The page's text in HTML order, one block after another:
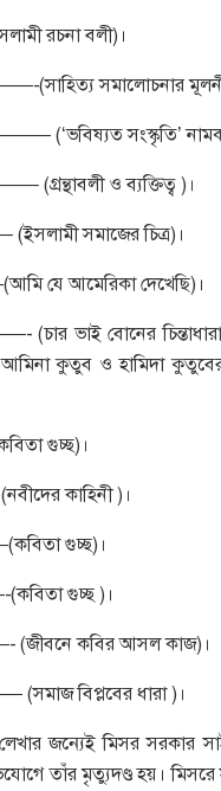
রচনা বলী)।
সমালোচনার
সংস্কৃতি’ নামক
ও ব্যক্তিত্ব )।
সমাজের চিত্র)।
যে আমেরিকা দেখেছি)।
ভাই বোনের
কুতুব ও হামিদা
গুচ্ছ)।
কাহিনী )।
গুচ্ছ)।
গুচ্ছ )।
কবির আসল কাজ)।
বিপ্লবের ধারা )।
জন্যেই মিসর সরকার
তাঁর মৃত্যুদণ্ড হয়। মিসরে